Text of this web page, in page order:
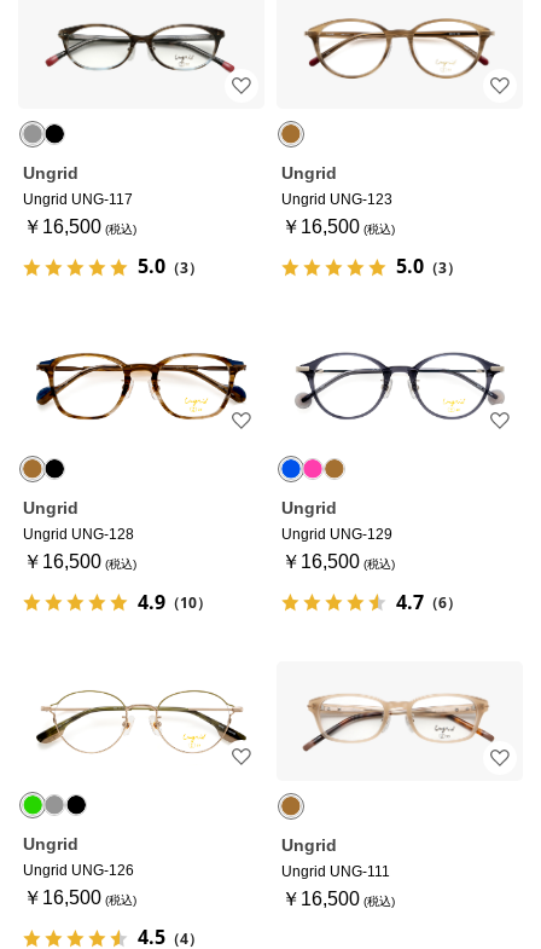
Ungrid
Ungrid UNG-117
￥16,500
5.0 （3）
Ungrid
Ungrid UNG-123
￥16,500
5.0 （3）
Ungrid
Ungrid UNG-128
￥16,500
4.9 （10）
Ungrid
Ungrid UNG-129
￥16,500
4.7 （6）
Ungrid
Ungrid UNG-126
￥16,500
4.5 （4）
Ungrid
Ungrid UNG-111
￥16,500